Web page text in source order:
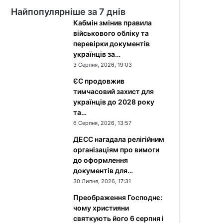
Найпопулярніше за 7 днів
Кабмін змінив правила
військового обліку та
перевірки документів
українців за…
3 Серпня, 2026, 19:03
ЄС продовжив
тимчасовий захист для
українців до 2028 року
та…
6 Серпня, 2026, 13:57
ДЕСС нагадала релігійним
організаціям про вимоги
до оформлення
документів для…
30 Липня, 2026, 17:31
Преображення Господнє:
чому християни
святкують його 6 серпня і